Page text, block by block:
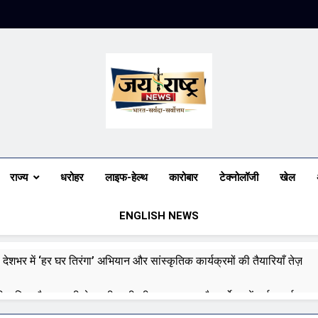
Jai Rashtra
राज्य धरोहर लाइफ-हेल्थ कारोबार टेक्नोलॉजी खेल
ENGLISH NEWS
में ‘हर घर तिरंगा’ अभियान और सांस्कृतिक कार्यक्रमों की तैयारियाँ तेज़
और बाढ़ की चेतावनी जारी की, उत्तर भारत और पूर्वोत्तर में हाई अलर्ट